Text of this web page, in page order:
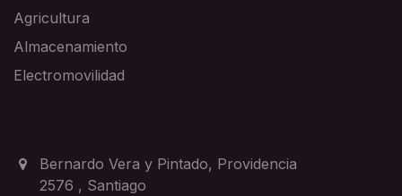
Agricultura
Almacenamiento
Electromovilidad
Bernardo Vera y Pintado, Providencia
2576 , Santiago